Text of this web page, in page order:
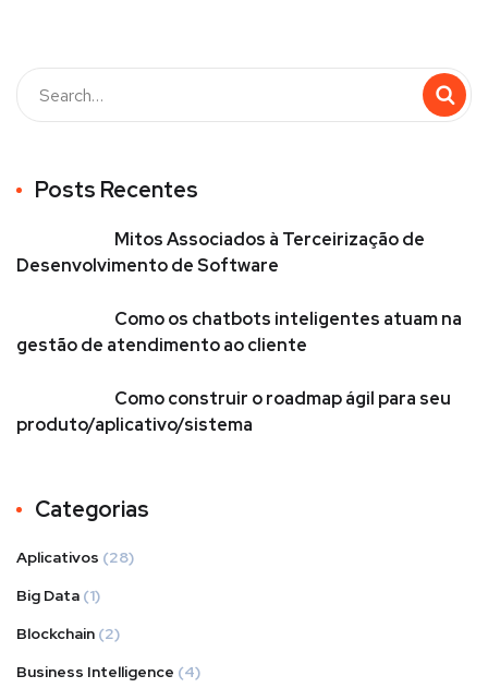
Posts Recentes
Mitos Associados à Terceirização de
Desenvolvimento de Software
Como os chatbots inteligentes atuam na
gestão de atendimento ao cliente
Como construir o roadmap ágil para seu
produto/aplicativo/sistema
Categorias
Aplicativos (28)
Big Data (1)
Blockchain (2)
Business Intelligence (4)